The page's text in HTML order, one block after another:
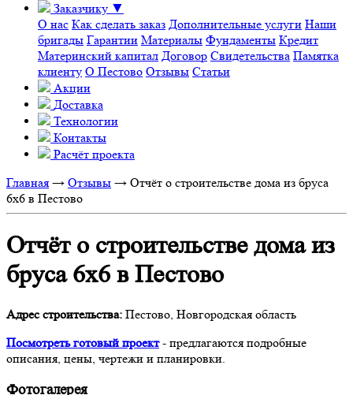
Заказчику ▼
О нас Как сделать заказ Дополнительные услуги Наши
бригады Гарантии Материалы Фундаменты Кредит
Материнский капитал Договор Свидетельства Памятка
клиенту О Пестово Отзывы Статьи
Акции
Доставка
Технологии
Контакты
Расчёт проекта
Главная → Отзывы → Отчёт о строительстве дома из бруса
6х6 в Пестово
Отчёт о строительстве дома из
бруса 6х6 в Пестово
Адрес строительства: Пестово, Новгородская область
Посмотреть готовый проект- предлагаются подробные
описания, цены, чертежи и планировки.
Фотогалерея